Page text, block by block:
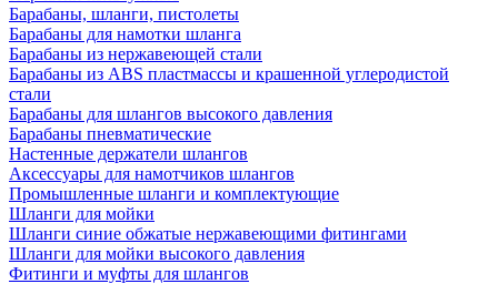
Барабаны, шланги, пистолеты
Барабаны для намотки шланга
Барабаны из нержавеющей стали
Барабаны из ABS пластмассы и крашенной углеродистой
стали
Барабаны для шлангов высокого давления
Барабаны пневматические
Настенные держатели шлангов
Аксессуары для намотчиков шлангов
Промышленные шланги и комплектующие
Шланги для мойки
Шланги синие обжатые нержавеющими фитингами
Шланги для мойки высокого давления
Фитинги и муфты для шлангов